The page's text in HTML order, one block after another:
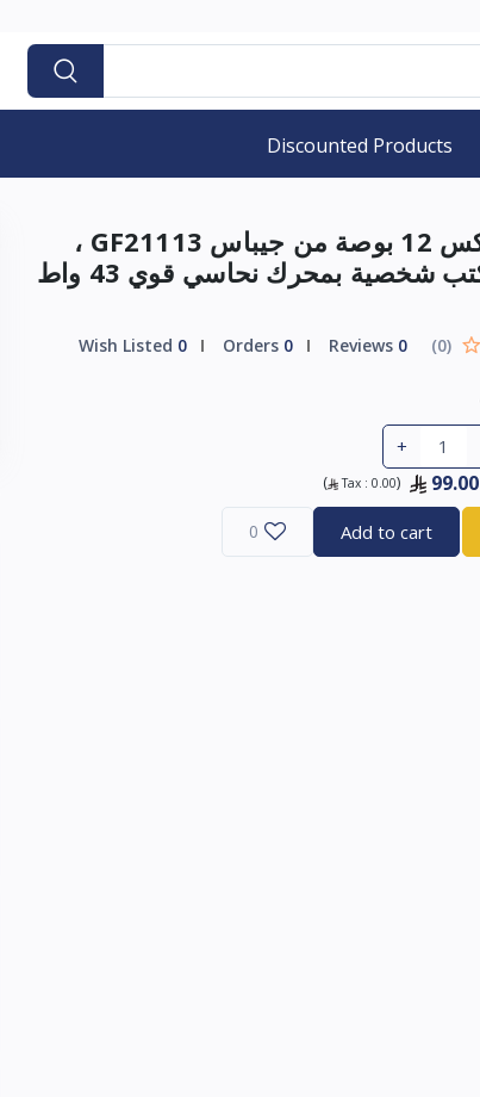
Discounted Products
مروحة بوكس 12 بوصة من جيباس GF21113 ،
مروحة مكتب شخصية بمحرك نحاسي قوي 43 واط
(0)
0
0
0
+
99.00
(
Tax : 0.00
)
Add to cart
0